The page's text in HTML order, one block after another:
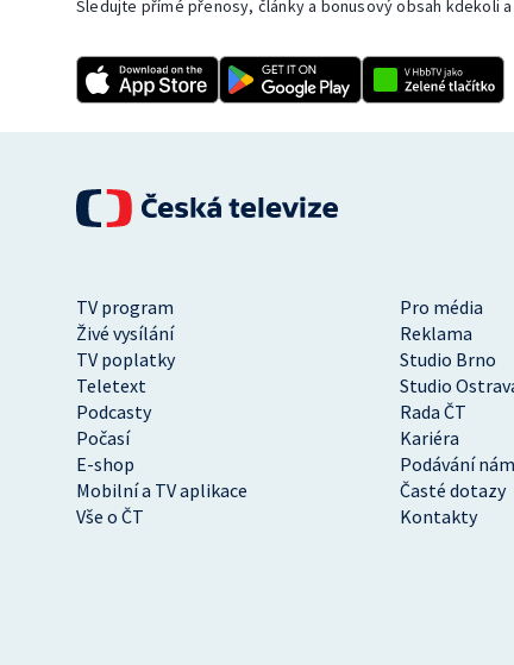
Sledujte přímé přenosy, články a bonusový obsah kdekoli
TV program
Pro média
Živé vysílání
Reklama
TV poplatky
Studio Brno
Teletext
Studio
Podcasty
Rada ČT
Počasí
Kariéra
E-shop
Podávání
Mobilní a TV aplikace
Časté dotazy
Vše o ČT
Kontakty